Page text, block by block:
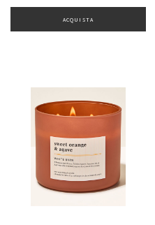
ACQUISTA